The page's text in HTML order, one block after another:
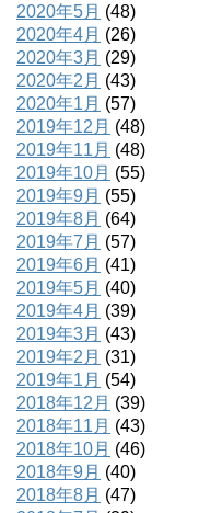
2020年5月 (48)
2020年4月 (26)
2020年3月 (29)
2020年2月 (43)
2020年1月 (57)
2019年12月 (48)
2019年11月 (48)
2019年10月 (55)
2019年9月 (55)
2019年8月 (64)
2019年7月 (57)
2019年6月 (41)
2019年5月 (40)
2019年4月 (39)
2019年3月 (43)
2019年2月 (31)
2019年1月 (54)
2018年12月 (39)
2018年11月 (43)
2018年10月 (46)
2018年9月 (40)
2018年8月 (47)